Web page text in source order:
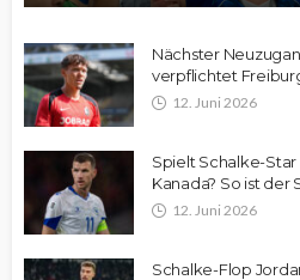
Nächster
verpflichtet
12. Juni 2026
Spielt Schalke-
Kanada? So ist der
12. Juni 2026
Schalke-Flop